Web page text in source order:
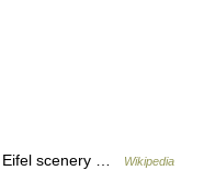
Eifel scenery … Wikipedia